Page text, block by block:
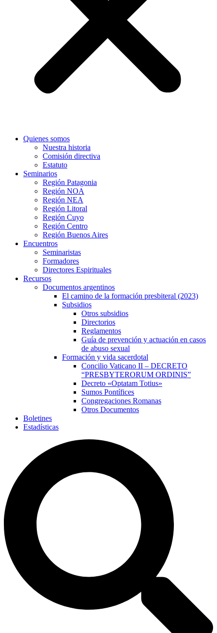
Quienes somos
Nuestra historia
Comisión directiva
Estatuto
Seminarios
Región Patagonia
Región NOA
Región NEA
Región Litoral
Región Cuyo
Región Centro
Región Buenos Aires
Encuentros
Seminaristas
Formadores
Directores Espirituales
Recursos
Documentos argentinos
El camino de la formación presbiteral (2023)
Subsidios
Otros subsidios
Directorios
Reglamentos
Guía de prevención y actuación en casos
de abuso sexual
Formación y vida sacerdotal
Concilio Vaticano II – DECRETO
“PRESBYTERORUM ORDINIS”
Decreto «Optatam Totius»
Sumos Pontífices
Congregaciones Romanas
Otros Documentos
Boletines
Estadísticas